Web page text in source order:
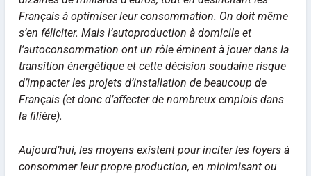
Français à optimiser leur consommation. On doit même
s’en féliciter. Mais l’autoproduction à domicile et
l’autoconsommation ont un rôle éminent à jouer dans la
transition énergétique et cette décision soudaine risque
d’impacter les projets d’installation de beaucoup de
Français (et donc d’affecter de nombreux emplois dans
la filière).
Aujourd’hui, les moyens existent pour inciter les foyers à
consommer leur propre production, en minimisant ou